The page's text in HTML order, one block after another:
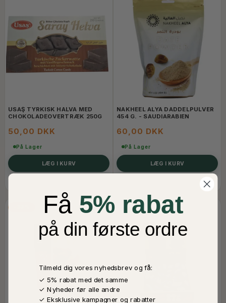
USAŞ TYRKISK HALVA MED
CHOKOLADEOVERTRÆK 250G
50,00 DKK
På Lager
LÆG I KURV
NAKHEEL ALYA DADDELPULVER
454 G. - SAUDIARABIEN
60,00 DKK
På Lager
LÆG I KURV
Få 5% rabat
på din første ordre
Tilmeld dig vores nyhedsbrev og få:
✓ 5% rabat med det samme
✓ Nyheder før alle andre
✓ Eksklusive kampagner og rabatter